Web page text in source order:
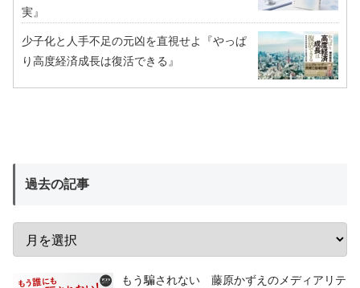
実』
少子化と人手不足の元凶を直視せよ『やっぱ
り高度経済成長は復活できる』
過去の記事
もう騙されない 藤原かずえのメディアリテ